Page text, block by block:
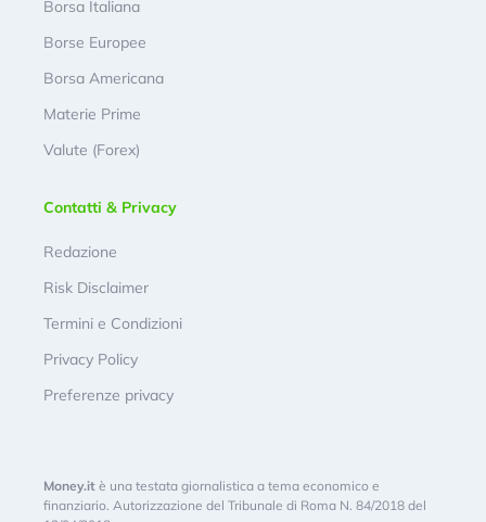
Borsa Italiana
Borse Europee
Borsa Americana
Materie Prime
Valute (Forex)
Contatti & Privacy
Redazione
Risk Disclaimer
Termini e Condizioni
Privacy Policy
Preferenze privacy
Money.it è una testata giornalistica a tema economico e
finanziario. Autorizzazione del Tribunale di Roma N. 84/2018 del